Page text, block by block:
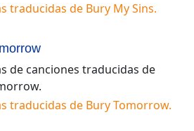
traducidas de Bury My Sins.
de canciones traducidas de
.
traducidas de Bury Tomorrow.